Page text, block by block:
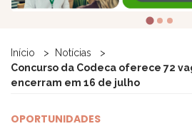
Início
Notícias
Concurso da Codeca oferece 72
encerram em 16 de julho
OPORTUNIDADES